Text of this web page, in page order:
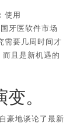
使用
牙医软件市场
需要几周时间才
且是新机遇的
。
豪地谈论了最新